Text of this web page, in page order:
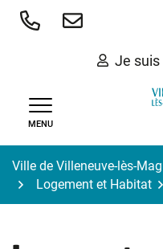
Aller
Je suis
MENU
Ville de Villeneuve-lès-
Logement et Habitat